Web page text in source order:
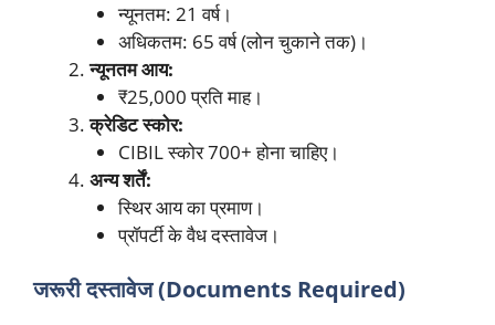
न्यूनतम: 21 वर्ष।
अधिकतम: 65 वर्ष (लोन चुकाने तक)।
न्यूनतम आय:
₹25,000 प्रति माह।
क्रेडिट स्कोर:
CIBIL स्कोर 700+ होना चाहिए।
अन्य शर्तें:
स्थिर आय का प्रमाण।
प्रॉपर्टी के वैध दस्तावेज।
जरूरी दस्तावेज (Documents Required)